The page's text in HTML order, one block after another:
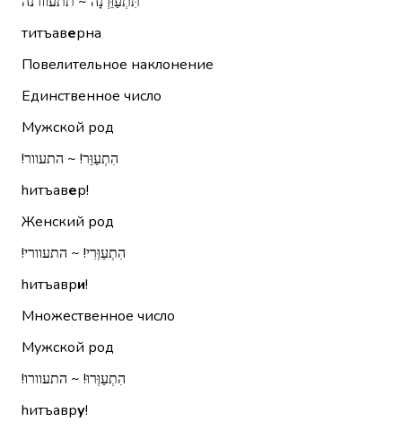
титъаверна
Повелительное наклонение
Единственное число
Мужской род
הִתְעַוֵּר!‏ ~ התעוור!‏
hитъавер!
Женский род
הִתְעַוְּרִי!‏ ~ התעוורי!‏
hитъаври!
Множественное число
Мужской род
הִתְעַוְּרוּ!‏ ~ התעוורו!‏
hитъавру!